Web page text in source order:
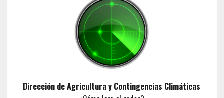
Dirección de Agricultura y Contingencias Climáticas